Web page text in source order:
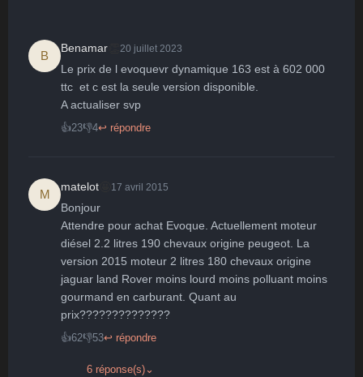
🤩
Parfait
👏
Bravo
😄 🙂
😮
Surpris
😞
B
Benamar 20 juillet 2023
Le prix de l evoquevr dynamique 163 est à 602 000
ttc  et c est la seule version disponible.
A actualiser svp
👍23👎4↩ répondre
M
matelot 17 avril 2015
Bonjour
Attendre pour achat Evoque. Actuellement moteur
diésel 2.2 litres 190 chevaux origine peugeot. La
version 2015 moteur 2 litres 180 chevaux origine
jaguar land Rover moins lourd moins polluant moins
gourmand en carburant. Quant au
prix??????????????
👍62👎53↩ répondre
6 réponse(s) ⌄